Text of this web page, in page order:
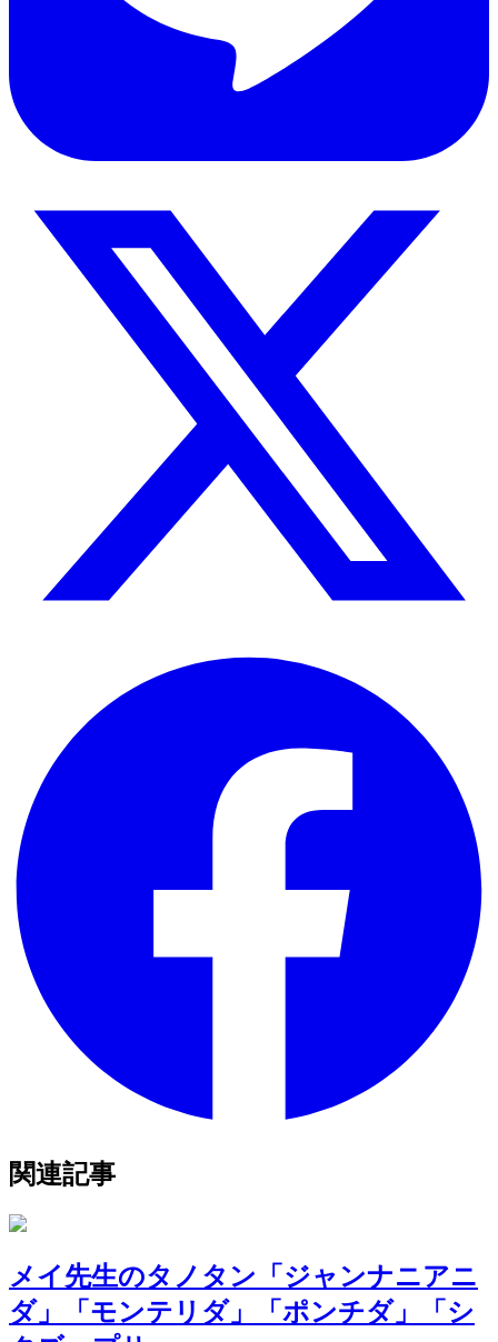
関連記事
メイ先生のタノタン「ジャンナニアニ
ダ」「モンテリダ」「ポンチダ」「シ